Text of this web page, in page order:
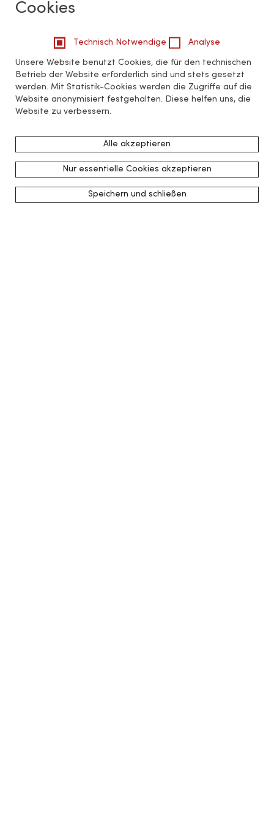
zurück
Cookies
Technisch Notwendige Analyse
Unsere Website benutzt Cookies, die für den technischen
Betrieb der Website erforderlich sind und stets gesetzt
werden. Mit Statistik-Cookies werden die Zugriffe auf die
Website anonymisiert festgehalten. Diese helfen uns, die
Website zu verbessern.
Alle akzeptieren
Nur essentielle Cookies akzeptieren
Speichern und schließen